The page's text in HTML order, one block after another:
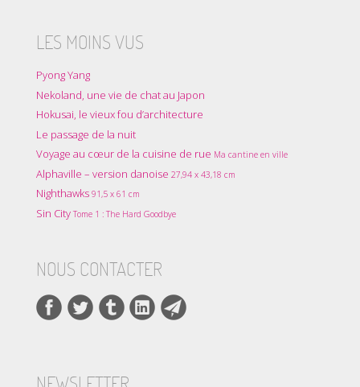
LES MOINS VUS
Pyong Yang
Nekoland, une vie de chat au Japon
Hokusai, le vieux fou d’architecture
Le passage de la nuit
Voyage au cœur de la cuisine de rue Ma cantine en ville
Alphaville – version danoise 27,94 x 43,18 cm
Nighthawks 91,5 x 61 cm
Sin City Tome 1 : The Hard Goodbye
NOUS CONTACTER